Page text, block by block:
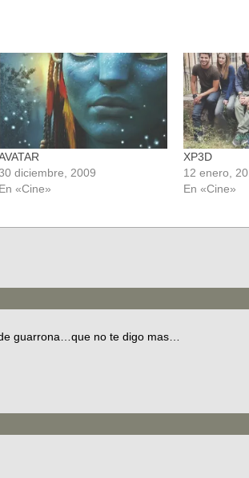
diciembre, 2009
En «Cine»
XP3D
12 enero,
En «Cine»
guarrona…que no te digo mas…